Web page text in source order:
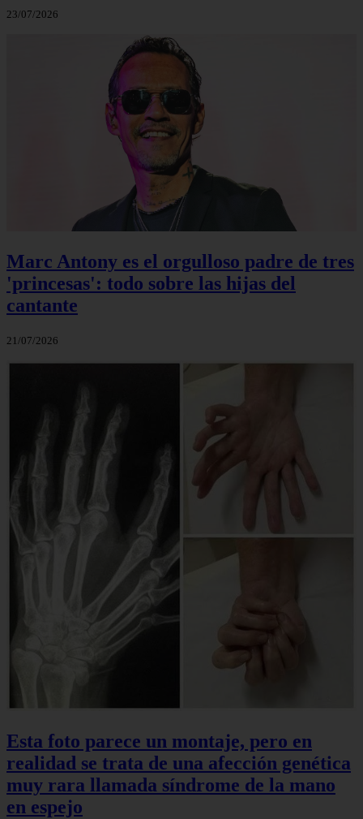
23/07/2026
Marc Antony es el orgulloso padre de tres
'princesas': todo sobre las hijas del
cantante
21/07/2026
Esta foto parece un montaje, pero en
realidad se trata de una afección genética
muy rara llamada síndrome de la mano
en espejo